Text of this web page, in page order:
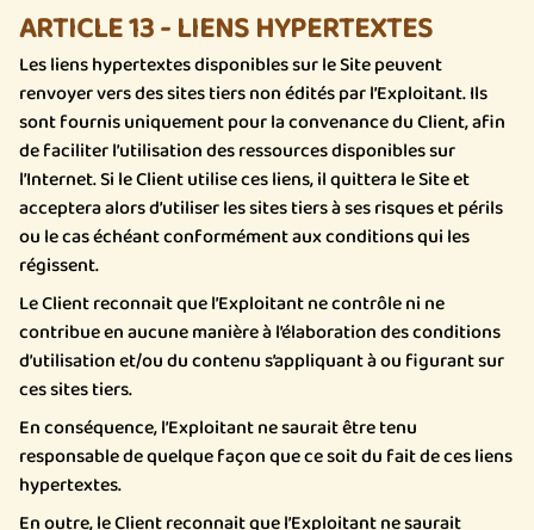
ARTICLE 13 - LIENS HYPERTEXTES
Les liens hypertextes disponibles sur le Site peuvent
renvoyer vers des sites tiers non édités par l’Exploitant. Ils
sont fournis uniquement pour la convenance du Client, afin
de faciliter l’utilisation des ressources disponibles sur
l’Internet. Si le Client utilise ces liens, il quittera le Site et
acceptera alors d’utiliser les sites tiers à ses risques et périls
ou le cas échéant conformément aux conditions qui les
régissent.
Le Client reconnait que l’Exploitant ne contrôle ni ne
contribue en aucune manière à l’élaboration des conditions
d’utilisation et/ou du contenu s’appliquant à ou figurant sur
ces sites tiers.
En conséquence, l’Exploitant ne saurait être tenu
responsable de quelque façon que ce soit du fait de ces liens
hypertextes.
En outre, le Client reconnait que l’Exploitant ne saurait